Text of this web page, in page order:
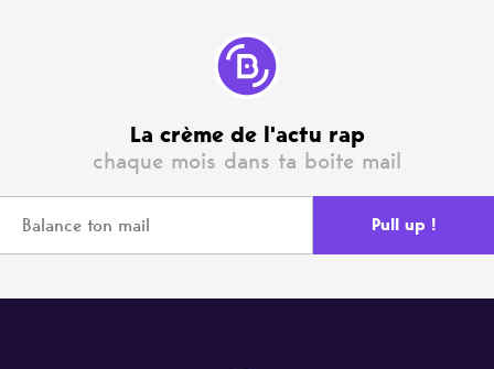
La crème de l'actu rap
chaque mois dans ta boite mail